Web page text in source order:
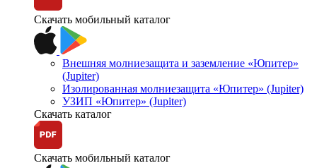
Скачать мобильный каталог
Внешняя молниезащита и заземление «Юпитер»
(Jupiter)
Изолированная молниезащита «Юпитер» (Jupiter)
УЗИП «Юпитер» (Jupiter)
Скачать каталог
Скачать мобильный каталог